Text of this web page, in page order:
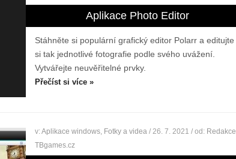
Aplikace Photo Editor
Stáhněte si populární grafický editor Polarr a editujte
si tak jednotlivé fotografie podle svého uvážení.
Vytvářejte neuvěřitelné prvky.
Přečíst si více »
v:Aplikace windows, Fotky a videa / 26. 7. 2021 / od: Redakce
TBgames.cz